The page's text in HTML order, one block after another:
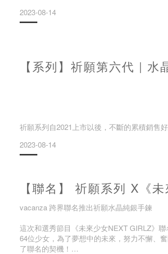
天然水晶礦石，來自大自然能量孕育，在地
2023-08-14
【系列】祈願第六代｜水
祈願系列自2021上市以後，不斷的累積銷售
最療癒的感受！
2023-08-14
【聯名】 祈願系列 X《未
vacanza 跨界聯名推出祈願水晶純銀手鍊
這次和選秀節目《未來少女NEXT GIRLZ》
64位少女，為了夢想中的未來，努力不懈、
了聯名的契機！